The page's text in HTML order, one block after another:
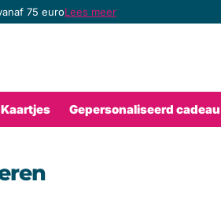
75 euroLees meer
Kaartjes Gepersonaliseerd cadeau